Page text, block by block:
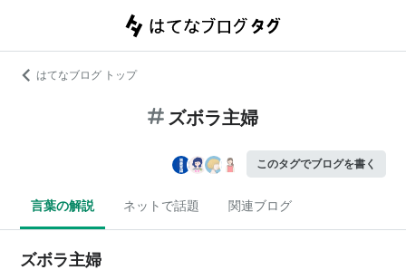
はてなブログ トップ
ズボラ主婦
このタグでブログを書く
言葉の解説 ネットで話題 関連ブログ
ズボラ主婦